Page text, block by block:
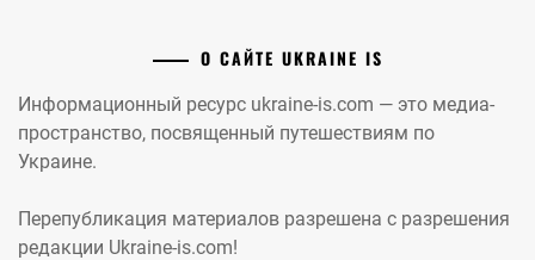
О САЙТЕ UKRAINE IS
Информационный ресурс ukraine-is.com — это медиа-
пространство, посвященный путешествиям по
Украине.
Перепубликация материалов разрешена с разрешения
редакции Ukraine-is.com!